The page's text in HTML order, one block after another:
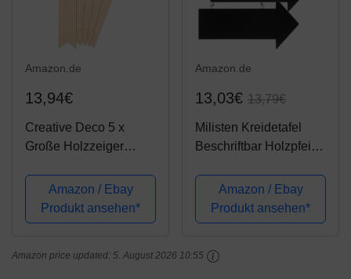
Amazon.de
13,94€
Creative Deco 5 x
Große Holzzeiger
Sperrholzplatte | 30 x
6-4,5 cm | Unlackierten
Form-Scheiben | Holz
Ausschnite für
Amazon / Ebay
Produkt ansehen*
Amazon.de
13,03€ 13,79€
Milisten Kreidetafel
Beschriftbar Holzpfeile
Hinweisschild Mini
Nachricht Zeichen
Board Wegweiser für
Weihnnachten Bar...
Amazon / Ebay
Produkt ansehen*
Amazon price updated: 5. August 2026 10:55